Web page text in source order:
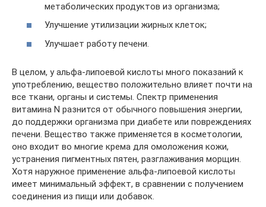
метаболических продуктов из организма;
Улучшение утилизации жирных клеток;
Улучшает работу печени.
В целом, у альфа-липоевой кислоты много показаний к
употреблению, вещество положительно влияет почти на
все ткани, органы и системы. Спектр применения
витамина N разнится от обычного повышения энергии,
до поддержки организма при диабете или повреждениях
печени. Вещество также применяется в косметологии,
оно входит во многие крема для омоложения кожи,
устранения пигментных пятен, разглаживания морщин.
Хотя наружное применение альфа-липоевой кислоты
имеет минимальный эффект, в сравнении с получением
соединения из пищи или добавок.